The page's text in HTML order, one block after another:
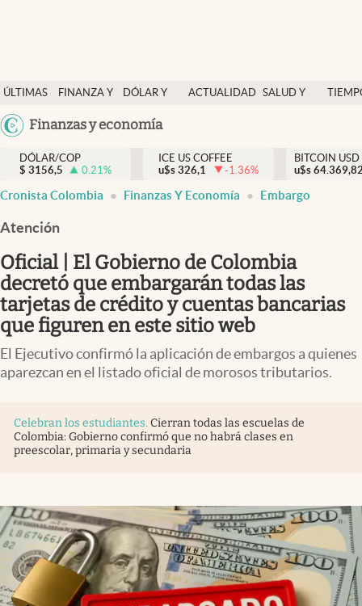
ÚLTIMAS
NOTICIAS
FINANZA Y
DÓLAR Y
ACTUALIDAD SALUD Y
México
Finanzas y economía
Salud y nutrición
Vida espiritual
Actualidad
Colombia
DÓLAR/COP
$ 3156,5 0.21%
ICE US COFFEE
u$s 326,1 -1.36%
BITCOIN USD
u$s
Cronista Colombia Finanzas Y Economía Embargo
Atención
Oficial | El Gobierno de Colombia
decretó que embargarán todas las
tarjetas de crédito y cuentas bancarias
que figuren en este sitio web
El Ejecutivo confirmó la aplicación de embargos a quienes
aparezcan en el listado oficial de morosos tributarios.
Celebran los estudiantes. Cierran todas las escuelas de
Colombia: Gobierno confirmó que no habrá clases en
preescolar, primaria y secundaria